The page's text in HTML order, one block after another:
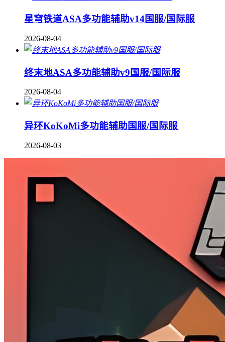
星穹铁道ASA多功能辅助v14国服/国际服
2026-08-04
终末地ASA多功能辅助v9国服/国际服
2026-08-04
异环KoKoMi多功能辅助国服/国际服
2026-08-03